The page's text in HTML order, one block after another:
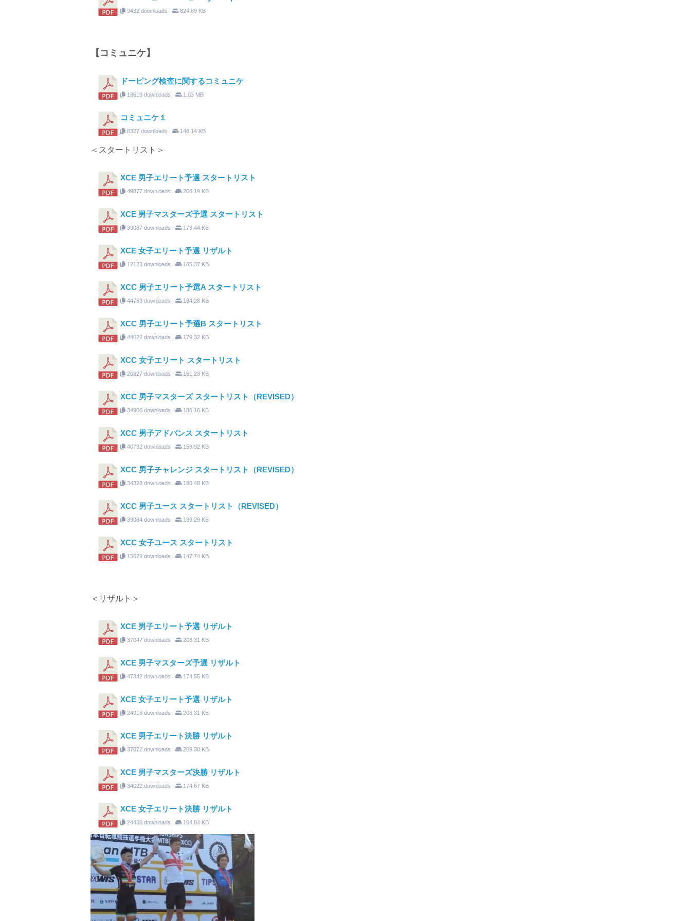
9432 downloads 824.89 KB
【コミュニケ】
ドーピング検査に関するコミュニケ
18619 downloads 1.03 MB
コミュニケ１
8327 downloads 148.14 KB
＜スタートリスト＞
XCE 男子エリート予選 スタートリスト
49877 downloads 206.19 KB
XCE 男子マスターズ予選 スタートリスト
39067 downloads 173.44 KB
XCE 女子エリート予選 リザルト
12123 downloads 165.37 KB
XCC 男子エリート予選A スタートリスト
44759 downloads 184.28 KB
XCC 男子エリート予選B スタートリスト
44022 downloads 179.32 KB
XCC 女子エリート スタートリスト
20627 downloads 161.23 KB
XCC 男子マスターズ スタートリスト（REVISED）
34906 downloads 186.16 KB
XCC 男子アドバンス スタートリスト
40732 downloads 159.92 KB
XCC 男子チャレンジ スタートリスト（REVISED）
34328 downloads 180.48 KB
XCC 男子ユース スタートリスト（REVISED）
39064 downloads 189.29 KB
XCC 女子ユース スタートリスト
15629 downloads 147.74 KB
＜リザルト＞
XCE 男子エリート予選 リザルト
37047 downloads 208.31 KB
XCE 男子マスターズ予選 リザルト
47342 downloads 174.55 KB
XCE 女子エリート予選 リザルト
24918 downloads 208.31 KB
XCE 男子エリート決勝 リザルト
37072 downloads 209.30 KB
XCE 男子マスターズ決勝 リザルト
34022 downloads 174.67 KB
XCE 女子エリート決勝 リザルト
24436 downloads 164.84 KB